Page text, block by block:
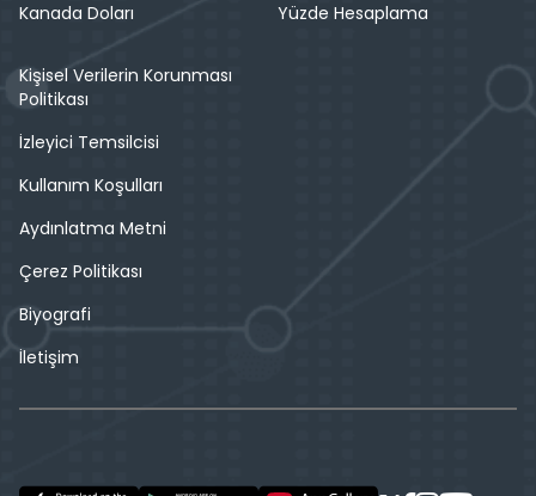
Kanada Doları
Yüzde Hesaplama
Kişisel Verilerin Korunması
Politikası
İzleyici Temsilcisi
Kullanım Koşulları
Aydınlatma Metni
Çerez Politikası
Biyografi
İletişim